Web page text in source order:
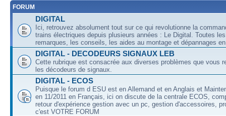
FORUM
DIGITAL
Ici, retrouvez absolument tout sur ce qui revolutionne la
trains électriques depuis plusieurs années : Le Digital. Toutes
remarques, les conseils, les aides au montage et dépannages
DIGITAL - DECODEURS SIGNAUX LEB
Cette rubrique est consacrée aux diverses problèmes que vous
les décodeurs de signaux.
DIGITAL - ECOS
Puisque le forum d ESU est en Allemand et en Anglais et
en 11/2011 en Français, ici on discute de la centrale ECOS,
retour d'expérience gestion avec un pc, gestion d'accessoires,
c'est VOTRE FORUM